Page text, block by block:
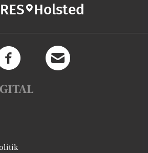
Holsted